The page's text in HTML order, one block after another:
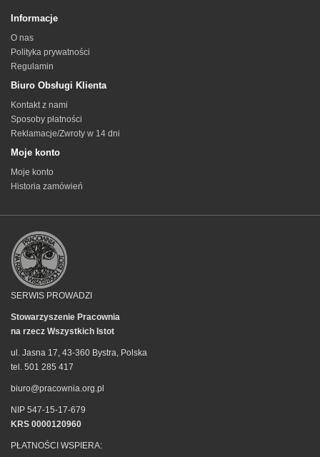
Informacje
O nas
Polityka prywatności
Regulamin
Biuro Obsługi Klienta
Kontakt z nami
Sposoby płatności
Reklamacje/Zwroty w 14 dni
Moje konto
Moje konto
Historia zamówień
SERWIS PROWADZI
Stowarzyszenie Pracownia
na rzecz Wszystkich Istot
ul. Jasna 17, 43-360 Bystra, Polska
tel. 501 285 417
biuro@pracownia.org.pl
NIP 547-15-17-679
KRS 0000120960
PŁATNOŚCI WSPIERA: